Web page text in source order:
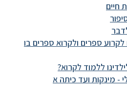
חיים
לקרוע ספרים ולקרוא ספרים בו
ללמוד לקרוא?
- מינקות ועד כיתה א